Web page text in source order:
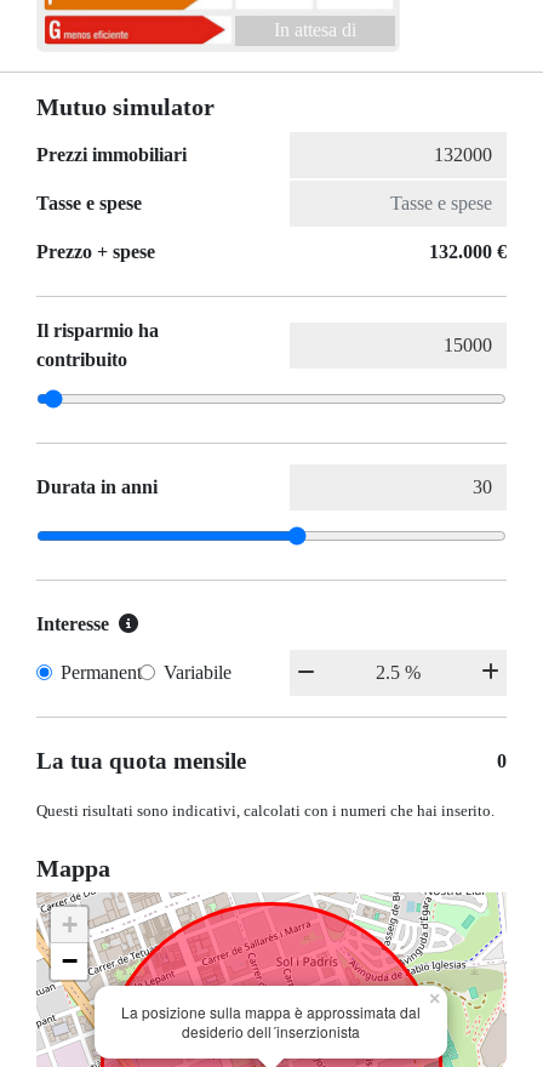
In attesa di
Mutuo simulator
Prezzi immobiliari
Tasse e spese
Prezzo + spese 132.000 €
Il risparmio ha
contribuito
Durata in anni
Interesse
Permanente Variabile
La tua quota mensile 0
Questi risultati sono indicativi, calcolati con i numeri che hai inserito.
Mappa
La posizione sulla mappa è approssimata dal
desiderio dell´inserzionista
×
+
−